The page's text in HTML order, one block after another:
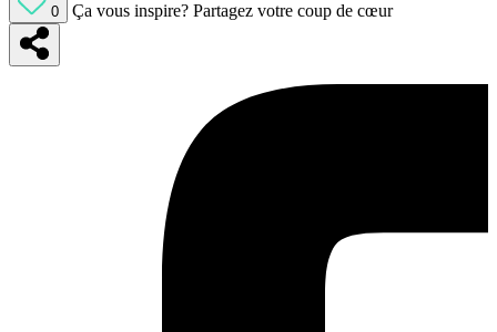
0 Ça vous inspire? Partagez votre coup de cœur